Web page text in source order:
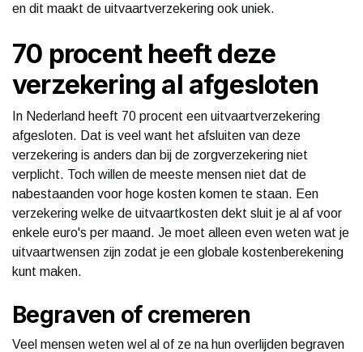
en dit maakt de uitvaartverzekering ook uniek.
70 procent heeft deze
verzekering al afgesloten
In Nederland heeft 70 procent een uitvaartverzekering
afgesloten. Dat is veel want het afsluiten van deze
verzekering is anders dan bij de zorgverzekering niet
verplicht. Toch willen de meeste mensen niet dat de
nabestaanden voor hoge kosten komen te staan. Een
verzekering welke de uitvaartkosten dekt sluit je al af voor
enkele euro's per maand. Je moet alleen even weten wat je
uitvaartwensen zijn zodat je een globale kostenberekening
kunt maken.
Begraven of cremeren
Veel mensen weten wel al of ze na hun overlijden begraven